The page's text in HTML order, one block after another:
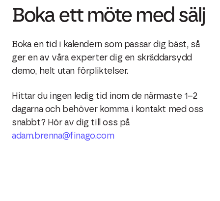
Boka ett möte med sälj
Boka en tid i kalendern som passar dig bäst, så
ger en av våra experter dig en skräddarsydd
demo, helt utan förpliktelser.
Hittar du ingen ledig tid inom de närmaste 1–2
dagarna och behöver komma i kontakt med oss
snabbt? Hör av dig till oss på
adam.brenna@finago.com